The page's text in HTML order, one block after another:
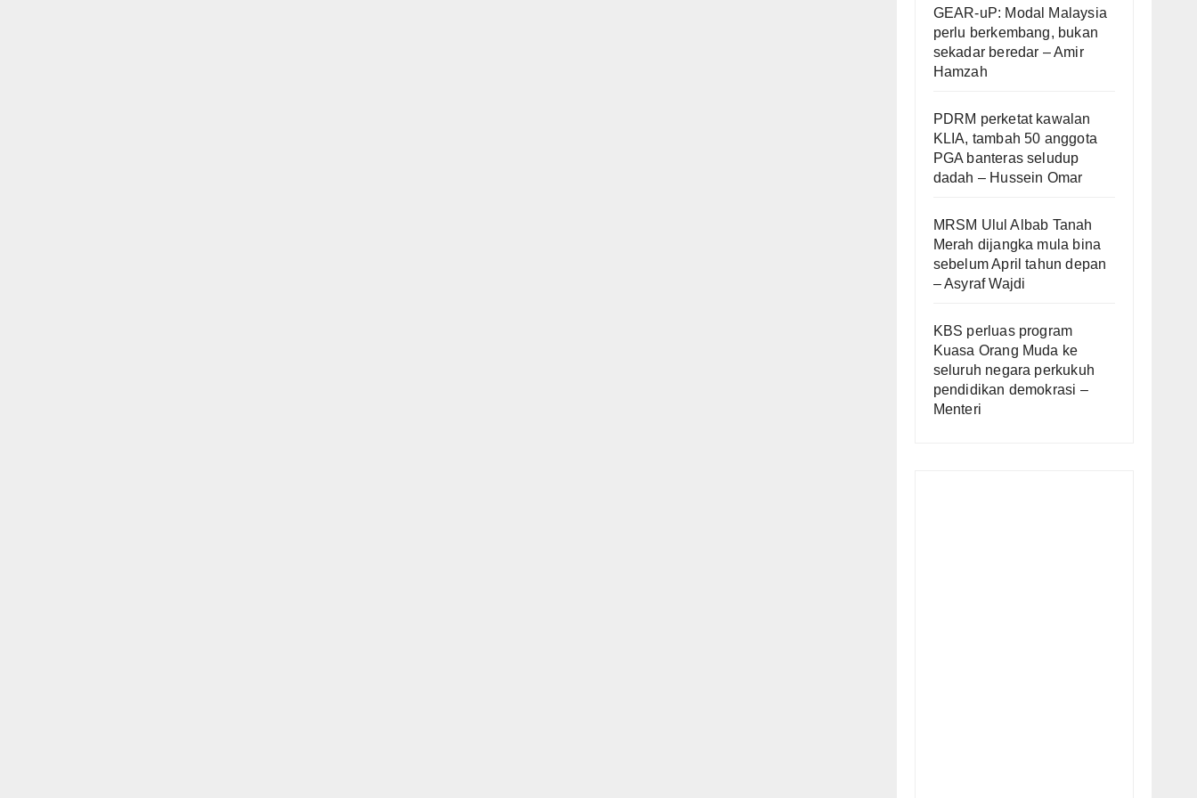
GEAR-uP: Modal Malaysia
perlu berkembang, bukan
sekadar beredar – Amir
Hamzah
PDRM perketat kawalan
KLIA, tambah 50 anggota
PGA banteras seludup
dadah – Hussein Omar
MRSM Ulul Albab Tanah
Merah dijangka mula bina
sebelum April tahun depan
– Asyraf Wajdi
KBS perluas program
Kuasa Orang Muda ke
seluruh negara perkukuh
pendidikan demokrasi –
Menteri